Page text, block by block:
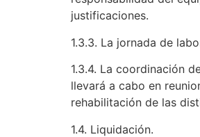
justificaciones.
1.3.3. La jornada de
1.3.4. La coordinación
llevará a cabo en
rehabilitación de las
1.4. Liquidación.